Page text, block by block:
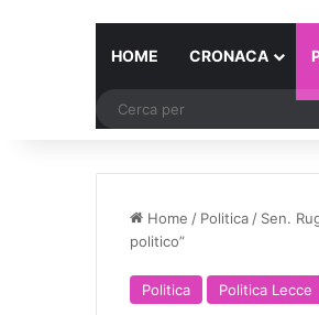
HOME CRONACA
Home / Politica/ Sen.
politico”
Politica Politica Lecce